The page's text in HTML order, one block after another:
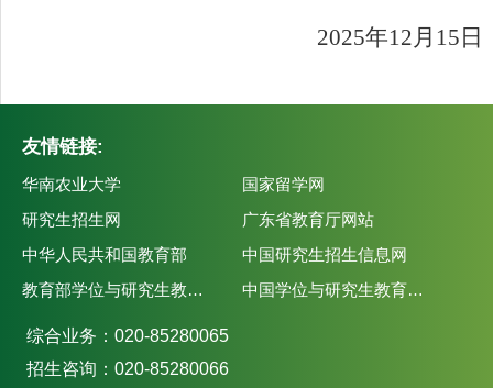
2025年12月15日
友情链接:
华南农业大学
国家留学网
研究生招生网
广东省教育厅网站
中华人民共和国教育部
中国研究生招生信息网
教育部学位与研究生教育发展中心
中国学位与研究生教育学会
综合业务：020-85280065
招生咨询：020-85280066